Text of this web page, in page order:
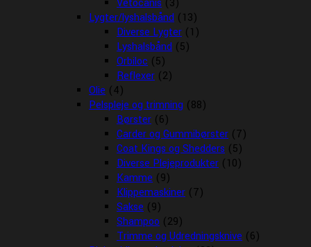
Vetocanis (3)
Lygter/lyshalsbånd (13)
Diverse Lygter (1)
Lyshalsbånd (5)
Orbiloc (5)
Reflexer (2)
Olie (4)
Pelspleje og trimning (88)
Børster (6)
Carder og Gummibørster (7)
Coat Kings og Shedders (5)
Diverse Plejeprodukter (10)
Kamme (9)
Klippemaskiner (7)
Sakse (9)
Shampoo (29)
Trimme og Udredningsknive (6)